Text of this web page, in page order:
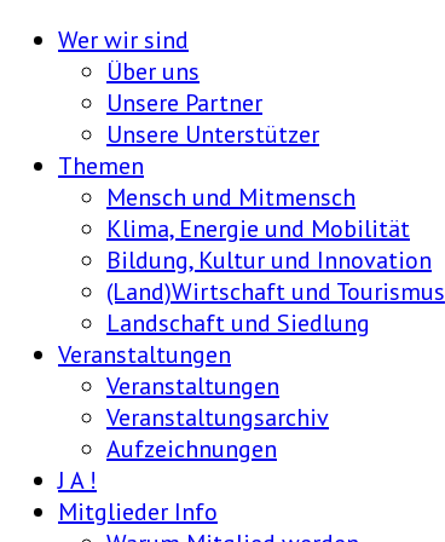
Wer wir sind
Über uns
Unsere Partner
Unsere Unterstützer
Themen
Mensch und Mitmensch
Klima, Energie und Mobilität
Bildung, Kultur und Innovation
(Land)Wirtschaft und Tourismus
Landschaft und Siedlung
Veranstaltungen
Veranstaltungen
Veranstaltungsarchiv
Aufzeichnungen
J A !
Mitglieder Info